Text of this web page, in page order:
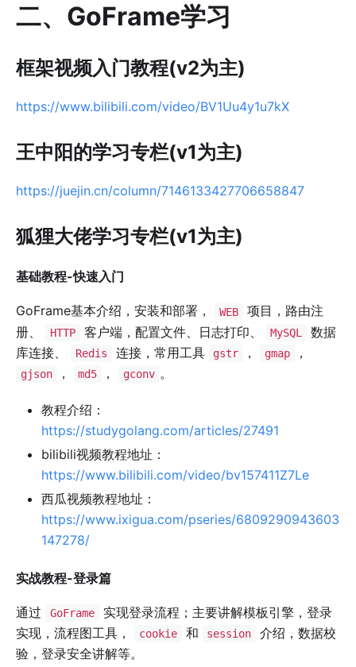
二、GoFrame学习
框架视频入门教程(v2为主)
https://www.bilibili.com/video/BV1Uu4y1u7kX
王中阳的学习专栏(v1为主)
https://juejin.cn/column/7146133427706658847
狐狸大佬学习专栏(v1为主)
基础教程-快速入门
GoFrame基本介绍，安装和部署， WEB
项目，路由注
册、
HTTP 客户端，配置文件、日志打印、 MySQL
数据
库连接、
Redis 连接，常用工具 gstr ， gmap ，
gjson ， md5 ， gconv 。
教程介绍：
https://studygolang.com/articles/27491
bilibili视频教程地址：
https://www.bilibili.com/video/bv157411Z7Le
西瓜视频教程地址：
https://www.ixigua.com/pseries/6809290943603
147278/
实战教程-登录篇
通过 GoFrame
实现登录流程；主要讲解模板引擎，登录
实现，流程图工具，
cookie 和 session
介绍，数据校
验，登录安全讲解等。